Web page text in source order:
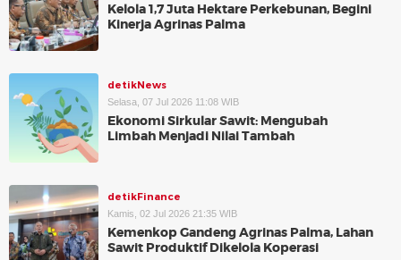
Kelola 1,7 Juta Hektare Perkebunan, Begini
Kinerja Agrinas Palma
detikNews
Selasa, 07 Jul 2026 11:08 WIB
Ekonomi Sirkular Sawit: Mengubah
Limbah Menjadi Nilai Tambah
detikFinance
Kamis, 02 Jul 2026 21:35 WIB
Kemenkop Gandeng Agrinas Palma, Lahan
Sawit Produktif Dikelola Koperasi